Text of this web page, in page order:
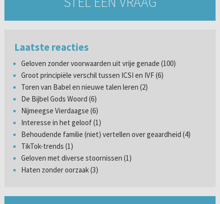
Laatste reacties
Geloven zonder voorwaarden uit vrije genade (100)
Groot principiële verschil tussen ICSI en IVF (6)
Toren van Babel en nieuwe talen leren (2)
De Bijbel Gods Woord (6)
Nijmeegse Vierdaagse (6)
Interesse in het geloof (1)
Behoudende familie (niet) vertellen over geaardheid (4)
TikTok-trends (1)
Geloven met diverse stoornissen (1)
Haten zonder oorzaak (3)